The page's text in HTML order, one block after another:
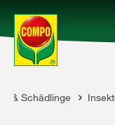
Produkte
& Schädlinge